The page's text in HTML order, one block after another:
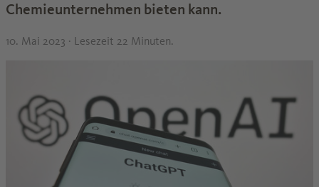
Chemieunternehmen bieten kann.
10. Mai 2023 · Lesezeit 22 Minuten.